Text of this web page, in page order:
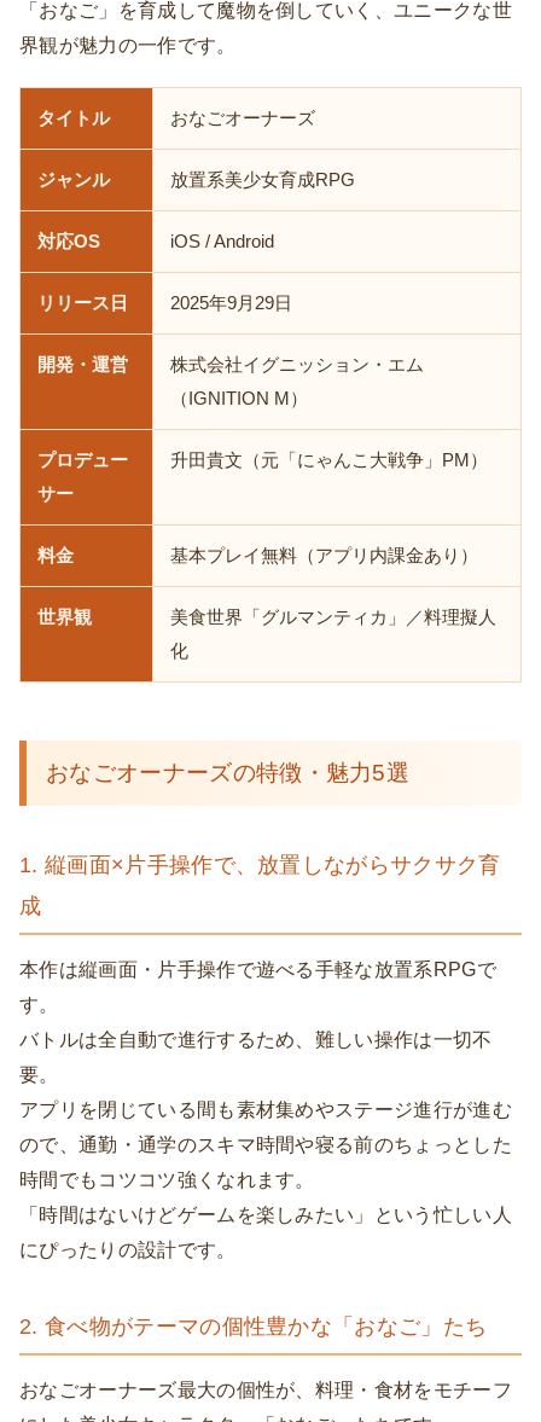
「おなご」を育成して魔物を倒していく、ユニークな世
界観が魅力の一作です。
タイトル おなごオーナーズ
ジャンル 放置系美少女育成RPG
対応OS iOS / Android
リリース日 2025年9月29日
開発・運営
株式会社イグニッション・エム
（IGNITION M）
プロデュー
サー
升田貴文（元「にゃんこ大戦争」PM）
料金 基本プレイ無料（アプリ内課金あり）
世界観
美食世界「グルマンティカ」／料理擬人
化
おなごオーナーズの特徴・魅力5選
1. 縦画面×片手操作で、放置しながらサクサク育
成
本作は縦画面・片手操作で遊べる手軽な放置系RPGで
す。
バトルは全自動で進行するため、難しい操作は一切不
要。
アプリを閉じている間も素材集めやステージ進行が進む
ので、通勤・通学のスキマ時間や寝る前のちょっとした
時間でもコツコツ強くなれます。
「時間はないけどゲームを楽しみたい」という忙しい人
にぴったりの設計です。
2. 食べ物がテーマの個性豊かな「おなご」たち
おなごオーナーズ最大の個性が、料理・食材をモチーフ